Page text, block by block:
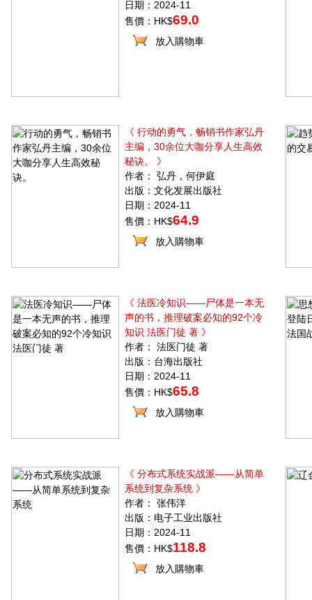
日期：2024-11
售價：HK$69.0
放入購物車
《 行动的勇气，畅销书作家弘丹
主编，30余位大咖分享人生高效
秘诀。 》
作者： 弘丹，何伊庭
出版：文化发展出版社
日期：2024-11
售價：HK$64.9
放入購物車
《 法医冷知识——尸体是一本无
声的书，推理破案必知的92个冷
知识 法医门徒 著 》
作者： 法医门徒 著
出版：台海出版社
日期：2024-11
售價：HK$65.8
放入購物車
《 分布式系统实战派——从简单
系统到复杂系统 》
作者： 张伟洋
出版：电子工业出版社
日期：2024-11
售價：HK$118.8
放入購物車